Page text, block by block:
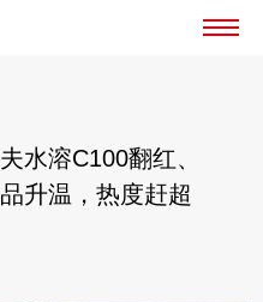
水溶C100翻红、
升温，热度赶超